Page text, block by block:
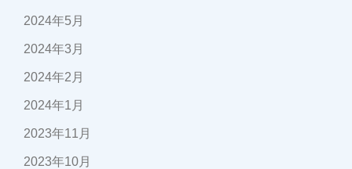
2024年5月
2024年3月
2024年2月
2024年1月
2023年11月
2023年10月